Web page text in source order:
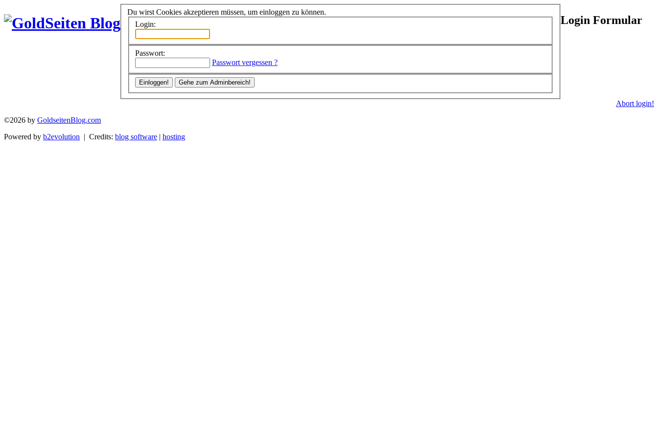
Login Formular
Du wirst Cookies akzeptieren müssen, um einloggen zu können.
Login:
Passwort:
Passwort vergessen ?
Abort login!
©2026 by GoldseitenBlog.com
Powered by b2evolution | Credits: blog software | hosting